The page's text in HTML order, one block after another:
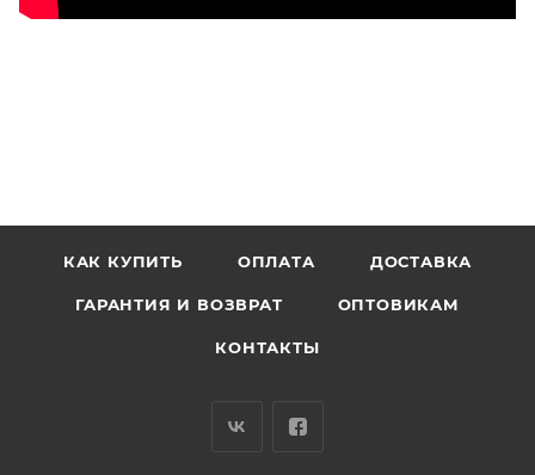
КАК КУПИТЬ ОПЛАТА ДОСТАВКА
ГАРАНТИЯ И ВОЗВРАТ ОПТОВИКАМ
КОНТАКТЫ